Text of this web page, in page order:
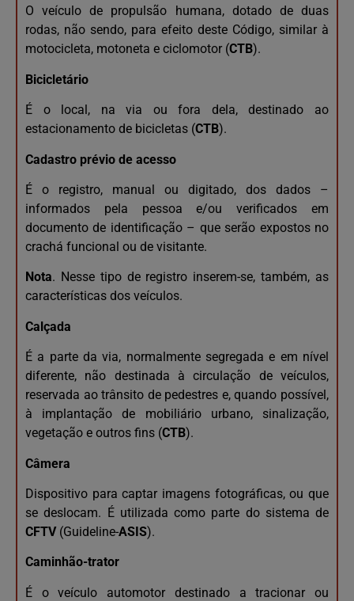
O veículo de propulsão humana, dotado de duas
rodas, não sendo, para efeito deste Código, similar à
motocicleta, motoneta e ciclomotor (CTB).
Bicicletário
É o local, na via ou fora dela, destinado ao
estacionamento de bicicletas (CTB).
Cadastro prévio de acesso
É o registro, manual ou digitado, dos dados –
informados pela pessoa e/ou verificados em
documento de identificação – que serão expostos no
crachá funcional ou de visitante.
Nota. Nesse tipo de registro inserem-se, também, as
características dos veículos.
Calçada
É a parte da via, normalmente segregada e em nível
diferente, não destinada à circulação de veículos,
reservada ao trânsito de pedestres e, quando possível,
à implantação de mobiliário urbano, sinalização,
vegetação e outros fins (CTB).
Câmera
Dispositivo para captar imagens fotográficas, ou que
se deslocam. É utilizada como parte do sistema de
CFTV(Guideline-ASIS).
Caminhão-trator
É o veículo automotor destinado a tracionar ou